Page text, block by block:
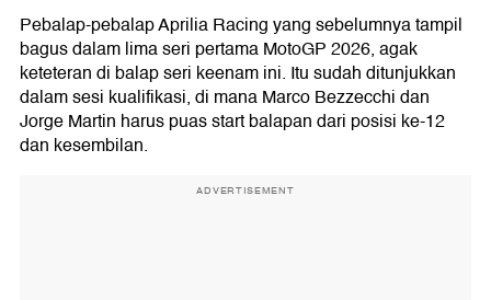
Pebalap-pebalap Aprilia Racing yang sebelumnya tampil
bagus dalam lima seri pertama MotoGP 2026, agak
keteteran di balap seri keenam ini. Itu sudah ditunjukkan
dalam sesi kualifikasi, di mana Marco Bezzecchi dan
Jorge Martin harus puas start balapan dari posisi ke-12
dan kesembilan.
ADVERTISEMENT